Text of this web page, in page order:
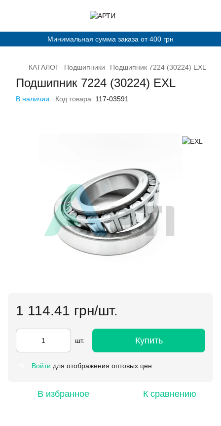
Минимальная сумма заказа от 400 грн
КАТАЛОГ Подшипники Подшипник 7224 (30224) EXL
Подшипник 7224 (30224) EXL
В наличии Код товара: 117-03591
1 114.41 грн/шт.
шт. Купить
Войти для отображения оптовых цен
В избранное К сравнению